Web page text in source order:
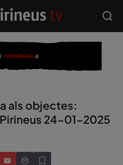
als objectes:
24-01-2025